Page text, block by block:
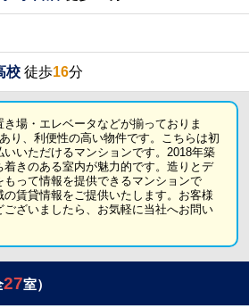
校 徒歩16分
場・エレベータなどが揃っておりま
り、利便性の高い物件です。こちらは初
いただけるマンションです。2018年築
きのある室内が魅力的です。造りとデ
って情報を提供できるマンションで
賃貸情報をご提供いたします。お客様
ざいましたら、お気軽に当社へお問い
27室）